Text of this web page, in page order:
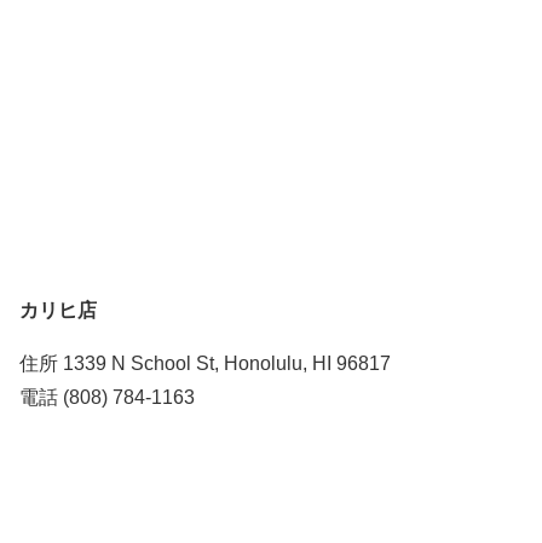
カリヒ店
住所 1339 N School St, Honolulu, HI 96817
電話 (808) 784-1163